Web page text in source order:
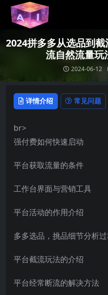
2024拼多多从选品到
流自然流量玩
2024-06-12
详情介绍 常见问题
br>
强付费如何快速启动
平台获取流量的条件
工作台界面与营销工具
平台活动的作用介绍
多多选品，挑品细节分析
平台截流玩法的介绍
平台经常断流的解决方法